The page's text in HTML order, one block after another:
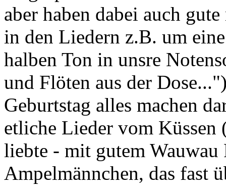
aber haben dabei auch
in den Liedern z.B. um
halben Ton in unsre
und Flöten aus der
Geburtstag alles machen
etliche Lieder vom Küssen
liebte - mit gutem
Ampelmännchen, das fast